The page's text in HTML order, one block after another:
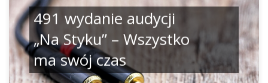
491 wydanie audycji
„Na Styku” – Wszystko
ma swój czas